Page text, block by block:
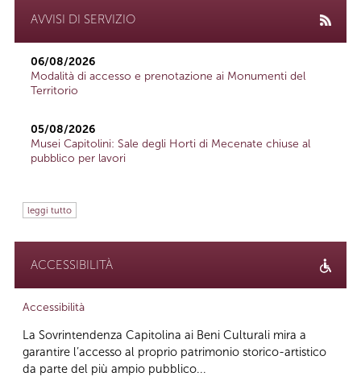
AVVISI DI SERVIZIO
06/08/2026
Modalità di accesso e prenotazione ai Monumenti del
Territorio
05/08/2026
Musei Capitolini: Sale degli Horti di Mecenate chiuse al
pubblico per lavori
leggi tutto
ACCESSIBILITÀ
Accessibilità
La Sovrintendenza Capitolina ai Beni Culturali mira a
garantire l’accesso al proprio patrimonio storico-artistico
da parte del più ampio pubblico...